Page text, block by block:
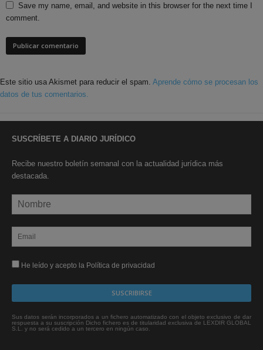
Save my name, email, and website in this browser for the next time I
comment.
Este sitio usa Akismet para reducir el spam. Aprende cómo se procesan los
datos de tus comentarios.
SUSCRÍBETE A DIARIO JURÍDICO
Recibe nuestro boletín semanal con la actualidad jurídica más
destacada.
He leído y acepto la Política de privacidad
Sus datos serán incorporados a un fichero automatizado con el objeto exclusivo de dar
respuesta a su suscripción Dicho fichero es de titularidad exclusiva de LEXDIR GLOBAL
S.L. y no será cedido a un tercero en ningún caso.